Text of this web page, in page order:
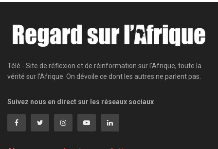
Télé - Site de réflexion et de réinformation sur l'Afrique, toute la
vérité sur l'Afrique. On dévoile ce dont les autres ne parlent pas.
Suivez nous en direct sur les réseaux sociaux